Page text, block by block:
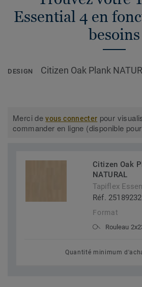
Essential 4 en
besoins
DESIGN Citizen Oak Plank
Merci devous connecter pour
commander en ligne (disponible
Citizen Oak
NATURAL
Tapiflex
Réf. 25189232
Format
Rouleau
Quantité minimum